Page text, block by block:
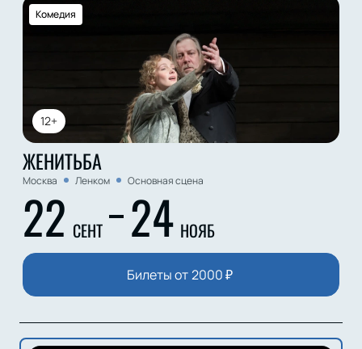
12+
Комедия
ЖЕНИТЬБА
Москва Ленком Основная сцена
22 СЕНТ 24 НОЯБ
Билеты от 2000₽